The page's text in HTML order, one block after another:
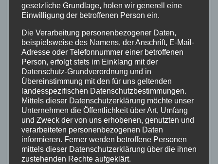
entsprechende Technologien bereits
auch der zusätzliche Bedarf an
nächtlichen Rettungen und
Patientenverlegungen abgedeckt werden.
Die Nachtsichtbrillen verstärken
natürliches Restlicht elektronisch und
bilden mit dem entsprechend
abgedunkelten Cockpit ein abgestimmtes
Nachtflugsystem. Damit lassen sich Starts
und Landungen bei Nacht sicher
gesetzliche Grundlage, holen wir generell eine
Einwilligung der betroffenen Person ein.
Die Verarbeitung personenbezogener Daten,
beispielsweise des Namens, der Anschrift, E-Mail-
Adresse oder Telefonnummer einer betroffenen
Person, erfolgt stets im Einklang mit der
Datenschutz-Grundverordnung und in
Übereinstimmung mit den für uns geltenden
landesspezifischen Datenschutzbestimmungen.
Mittels dieser Datenschutzerklärung möchte unser
Unternehmen die Öffentlichkeit über Art, Umfang
und Zweck der von uns erhobenen, genutzten und
verarbeiteten personenbezogenen Daten
informieren. Ferner werden betroffene Personen
mittels dieser Datenschutzerklärung über die ihnen
zustehenden Rechte aufgeklärt.